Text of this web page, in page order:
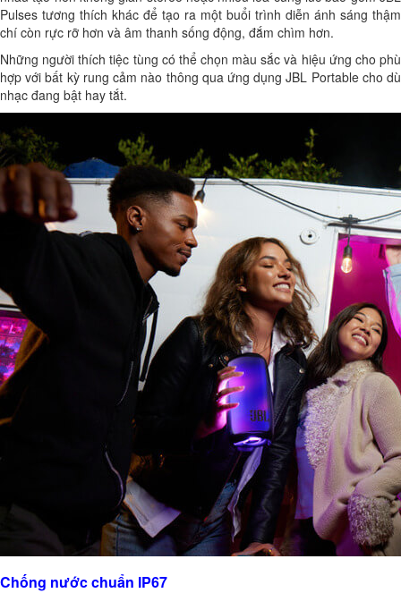
Pulses tương thích khác để tạo ra một buổi trình diễn ánh sáng thậm
chí còn rực rỡ hơn và âm thanh sống động, đắm chìm hơn.
Những người thích tiệc tùng có thể chọn màu sắc và hiệu ứng cho phù
hợp với bất kỳ rung cảm nào thông qua ứng dụng JBL Portable cho dù
nhạc đang bật hay tắt.
Chống nước chuẩn IP67